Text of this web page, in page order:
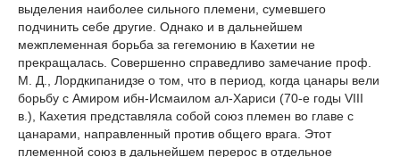
выделения наиболее сильного племени, сумевшего
подчинить себе другие. Однако и в дальнейшем
межплеменная борьба за гегемонию в Кахетии не
прекращалась. Совершенно справедливо замечание проф.
М. Д., Лордкипанидзе о том, что в период, когда цанары вели
борьбу с Амиром ибн-Исмаилом ал-Хариси (70-е годы VIII
в.), Кахетия представляла собой союз племен во главе с
цанарами, направленный против общего врага. Этот
племенной союз в дальнейшем перерос в отдельное